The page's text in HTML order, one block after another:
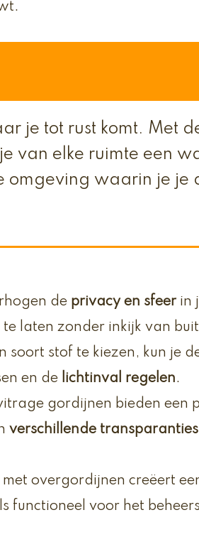
je tot rust komt. Met
van elke ruimte een
omgeving waarin je je
de privacy en sfeerin
laten zonder inkijk van
soort stof te kiezen, kun je
en de lichtinval regelen.
gordijnen bieden een
verschillende
overgordijnen creëert
functioneel voor het